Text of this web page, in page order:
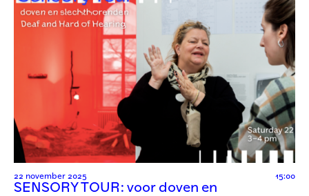
22 november 2025 15:00
SENSORY TOUR: voor doven en